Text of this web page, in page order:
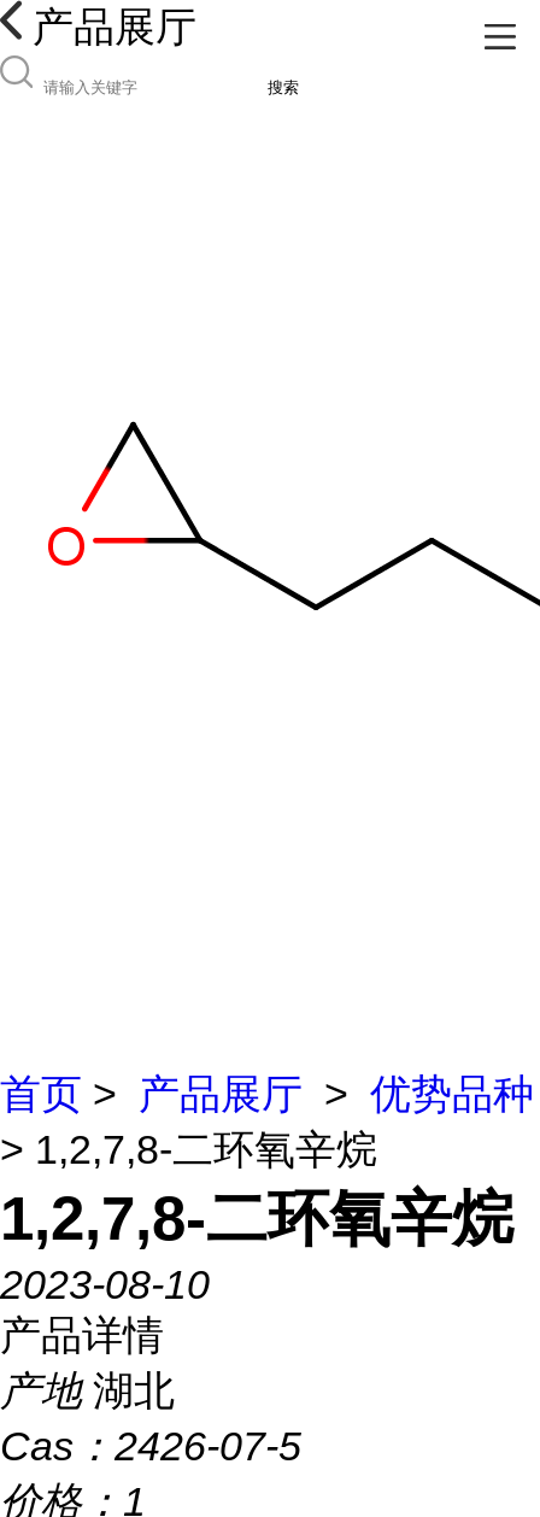
产品展厅
搜索
首页 > 产品展厅 > 优势品种
> 1,2,7,8-二环氧辛烷
1,2,7,8-二环氧辛烷
2023-08-10
产品详情
产地 湖北
Cas： 2426-07-5
价格： 1